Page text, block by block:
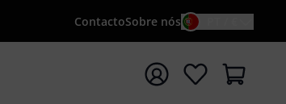
ContactoSobre nós
o termo de pesquisa {searchTerm}